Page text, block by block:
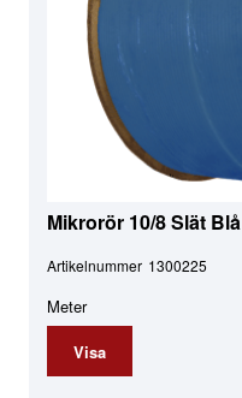
Mikrorör 10/8 Slät Blå
Artikelnummer 1300225
Meter
Visa